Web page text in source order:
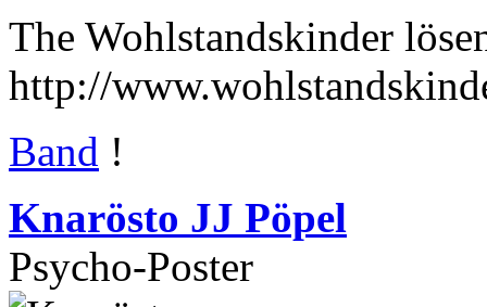
The Wohlstandskinder
http://
Band !
Knarösto JJ Pöpel
Psycho-Poster